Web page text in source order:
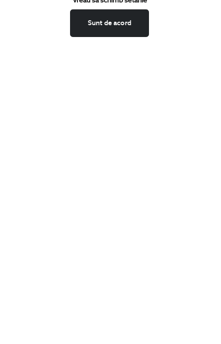
Sunt de acord
ANPC